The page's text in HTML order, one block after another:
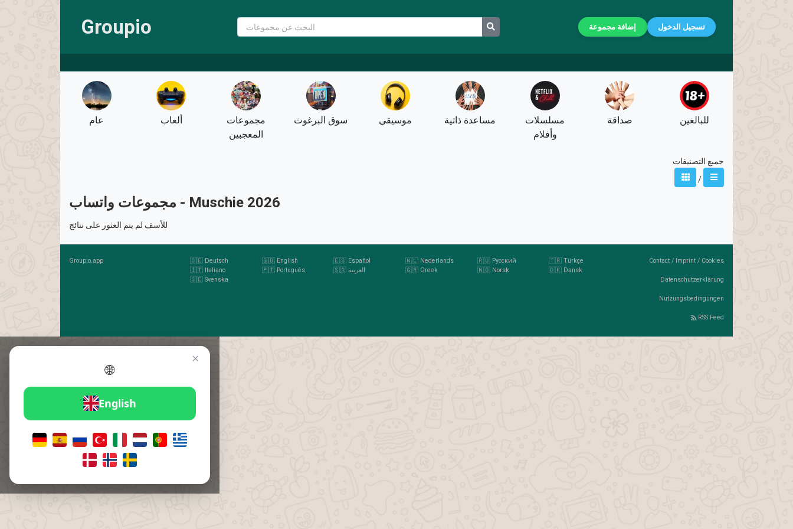
Groupio إضافة مجموعة تسجيل الدخول
عام ألعاب
مجموعات
المعجبين
سوق البرغوث موسيقى مساعدة ذاتية
مسلسلات
وأفلام
صداقة للبالغين
جميع التصنيفات
/
مجموعات واتساب - Muschie 2026
للأسف لم يتم العثور على نتائج
Groupio.app 🇩🇪 Deutsch 🇬🇧 English 🇪🇸 Español 🇳🇱 Nederlands 🇷🇺 Русский
🇹🇷 Türkçe
🇮🇹 Italiano
🇵🇹 Português 🇸🇦 العربية 🇬🇷 Greek 🇳🇴 Norsk
🇩🇰 Dansk
🇸🇪 Svenska
Contact / Imprint / Cookies
Datenschutzerklärung
Nutzungsbedingungen
RSS Feed
×
🌐
English